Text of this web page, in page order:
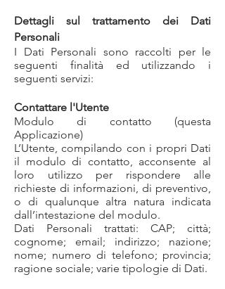
Dettagli sul trattamento dei Dati
Personali
I Dati Personali sono raccolti per le
seguenti finalità ed utilizzando i
seguenti servizi:
Contattare l'Utente
Modulo di contatto (questa
Applicazione)
L’Utente, compilando con i propri Dati
il modulo di contatto, acconsente al
loro utilizzo per rispondere alle
richieste di informazioni, di preventivo,
o di qualunque altra natura indicata
dall’intestazione del modulo.
Dati Personali trattati: CAP; città;
cognome; email; indirizzo; nazione;
nome; numero di telefono; provincia;
ragione sociale; varie tipologie di Dati.